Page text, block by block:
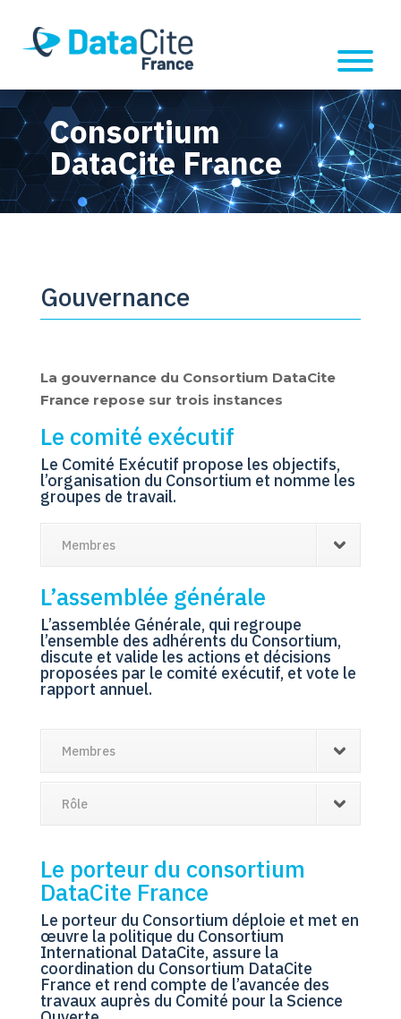
Consortium
DataCite France
Gouvernance
La gouvernance du Consortium DataCite
France repose sur trois instances
Le comité exécutif
Le Comité Exécutif propose les objectifs,
l’organisation du Consortium et nomme les
groupes de travail.
Membres
L’assemblée générale
L’assemblée Générale, qui regroupe
l’ensemble des adhérents du Consortium,
discute et valide les actions et décisions
proposées par le comité exécutif, et vote le
rapport annuel.
Membres
Rôle
Le porteur du consortium
DataCite France
Le porteur du Consortium déploie et met en
œuvre la politique du Consortium
International DataCite, assure la
coordination du Consortium DataCite
France et rend compte de l’avancée des
travaux auprès du Comité pour la Science